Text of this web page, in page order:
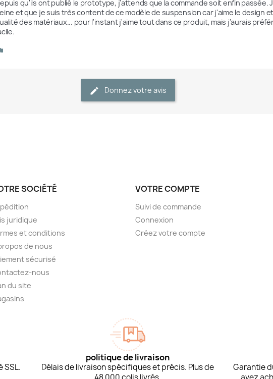
qu'ils ont publié le prototype, j'attends que la commande soit enfin passée.
et que je suis très content de ce modèle de suspension car j'aime le design
des matériaux... pour l'instant j'aime tout dans ce produit, mais j'aurais
Donnez votre avis
SOCIÉTÉ
juridique
et conditions
de nous
sécurisé
nous
du site
VOTRE COMPTE
Suivi de commande
Connexion
Créez votre compte
SSL.
politique de livraison
Délais de livraison spécifiques et précis. Plus de
Garantie